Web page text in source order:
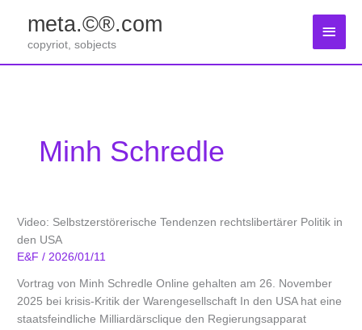
springen
meta.©®.com
copyriot, sobjects
Minh Schredle
Video: Selbstzerstörerische Tendenzen rechtslibertärer Politik in
den USA
E&F/ 2026/01/11
Vortrag von Minh Schredle Online gehalten am 26. November
2025 bei krisis-Kritik der Warengesellschaft In den USA hat eine
staatsfeindliche Milliardärsclique den Regierungsapparat